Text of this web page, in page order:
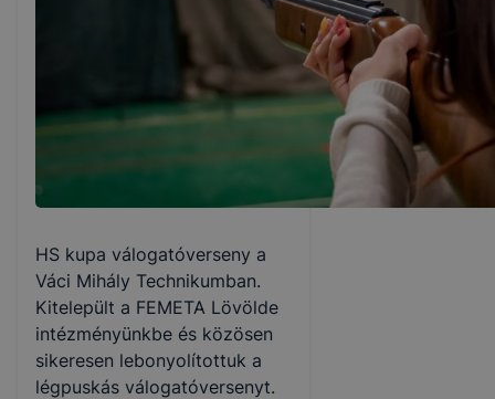
HS kupa válogatóverseny a
Váci Mihály Technikumban.
Kitelepült a FEMETA Lövölde
intézményünkbe és közösen
sikeresen lebonyolítottuk a
légpuskás válogatóversenyt.